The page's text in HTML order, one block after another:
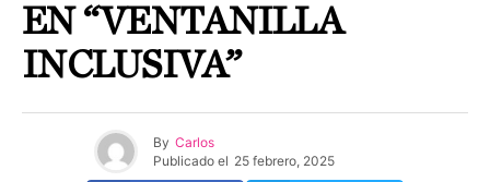
EN “VENTANILLA
INCLUSIVA”
By Carlos
Publicado el 25 febrero, 2025